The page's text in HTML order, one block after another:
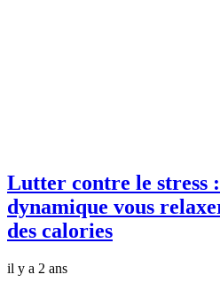
Lutter contre le stress
dynamique vous
des calories
il y a 2 ans